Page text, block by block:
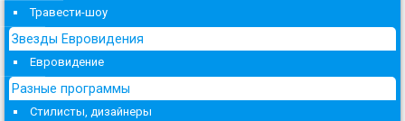
Травести-шоу
Звезды Евровидения
Евровидение
Разные программы
Стилисты, дизайнеры